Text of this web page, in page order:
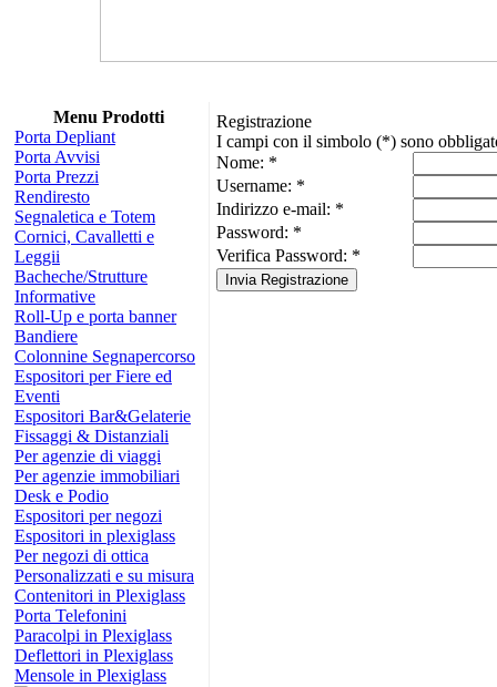
Menu Prodotti
Porta Depliant
Porta Avvisi
Porta Prezzi
Rendiresto
Segnaletica e Totem
Cornici, Cavalletti e
Leggii
Bacheche/Strutture
Informative
Roll-Up e porta banner
Bandiere
Colonnine Segnapercorso
Espositori per Fiere ed
Eventi
Espositori Bar&Gelaterie
Fissaggi & Distanziali
Per agenzie di viaggi
Per agenzie immobiliari
Desk e Podio
Espositori per negozi
Espositori in plexiglass
Per negozi di ottica
Personalizzati e su misura
Contenitori in Plexiglass
Porta Telefonini
Paracolpi in Plexiglass
Deflettori in Plexiglass
Mensole in Plexiglass
Registrazione
I campi con il simbolo (*) sono
Nome: *
Username: *
Indirizzo e-mail: *
Password: *
Verifica Password: *